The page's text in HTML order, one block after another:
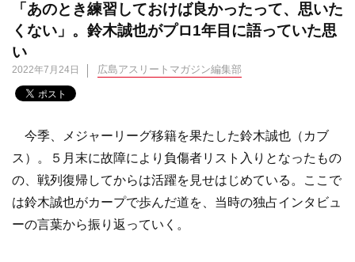
「あのとき練習しておけば良かったって、思いた
くない」。鈴木誠也がプロ1年目に語っていた思
い
2022年7月24日 広島アスリートマガジン編集部
今季、メジャーリーグ移籍を果たした鈴木誠也（カブ
ス）。５月末に故障により負傷者リスト入りとなったもの
の、戦列復帰してからは活躍を見せはじめている。ここで
は鈴木誠也がカープで歩んだ道を、当時の独占インタビュ
ーの言葉から振り返っていく。